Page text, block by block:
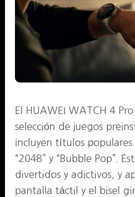
El HUAWEI WATCH 4
selección de juegos
incluyen títulos populares
“2048” y “Bubble Pop”.
divertidos y adictivos, y
pantalla táctil y el bisel